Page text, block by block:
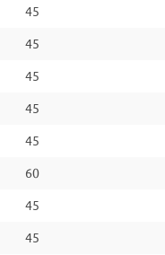
45
45
45
45
45
60
45
45